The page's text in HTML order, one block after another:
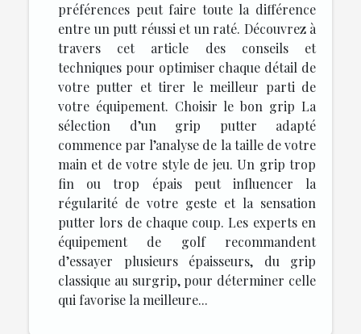
préférences peut faire toute la différence
entre un putt réussi et un raté. Découvrez à
travers cet article des conseils et
techniques pour optimiser chaque détail de
votre putter et tirer le meilleur parti de
votre équipement. Choisir le bon grip La
sélection d’un grip putter adapté
commence par l’analyse de la taille de votre
main et de votre style de jeu. Un grip trop
fin ou trop épais peut influencer la
régularité de votre geste et la sensation
putter lors de chaque coup. Les experts en
équipement de golf recommandent
d’essayer plusieurs épaisseurs, du grip
classique au surgrip, pour déterminer celle
qui favorise la meilleure...